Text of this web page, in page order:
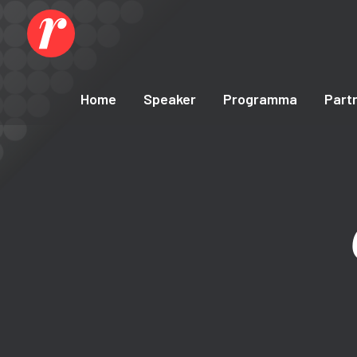
Home Speaker Programma